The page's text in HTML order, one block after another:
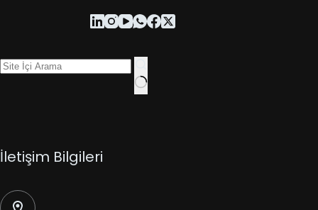
İletişim Bilgileri